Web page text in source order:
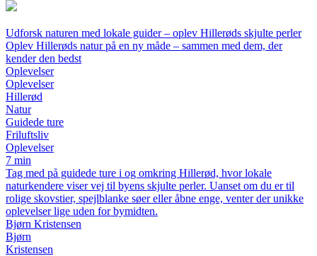
Udforsk naturen med lokale guider – oplev Hillerøds skjulte perler
Oplev Hillerøds natur på en ny måde – sammen med dem, der
kender den bedst
Oplevelser
Oplevelser
Hillerød
Natur
Guidede ture
Friluftsliv
Oplevelser
7 min
Tag med på guidede ture i og omkring Hillerød, hvor lokale
naturkendere viser vej til byens skjulte perler. Uanset om du er til
rolige skovstier, spejlblanke søer eller åbne enge, venter der unikke
oplevelser lige uden for bymidten.
Bjørn Kristensen
Bjørn
Kristensen